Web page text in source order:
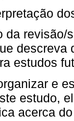
da revisão/
descreva
estudos
e
estudo,
acerca